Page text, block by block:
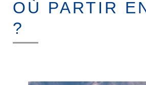
SUR-MESURE
OÙ PARTIR
?